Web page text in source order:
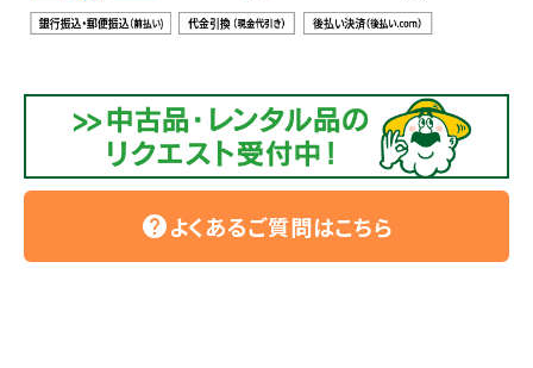
helpよくあるご質問はこちら